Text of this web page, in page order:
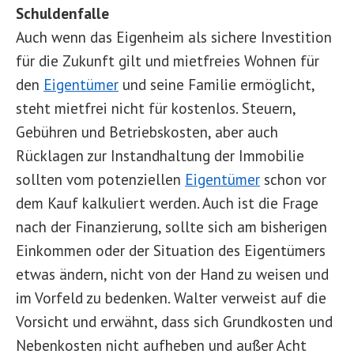
Schuldenfalle
Auch wenn das Eigenheim als sichere Investition
für die Zukunft gilt und mietfreies Wohnen für
den Eigentümer und seine Familie ermöglicht,
steht mietfrei nicht für kostenlos. Steuern,
Gebühren und Betriebskosten, aber auch
Rücklagen zur Instandhaltung der Immobilie
sollten vom potenziellen Eigentümer schon vor
dem Kauf kalkuliert werden. Auch ist die Frage
nach der Finanzierung, sollte sich am bisherigen
Einkommen oder der Situation des Eigentümers
etwas ändern, nicht von der Hand zu weisen und
im Vorfeld zu bedenken. Walter verweist auf die
Vorsicht und erwähnt, dass sich Grundkosten und
Nebenkosten nicht aufheben und außer Acht